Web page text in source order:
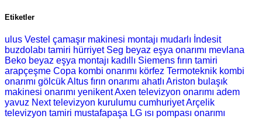
Etiketler
ulus Vestel çamaşır makinesi montajı mudarlı İndesit
buzdolabı tamiri hürriyet Seg beyaz eşya onarımı mevlana
Beko beyaz eşya montajı kadıllı Siemens fırın tamiri
arapçeşme Copa kombi onarımı körfez Termoteknik kombi
onarımı gölcük Altus fırın onarımı ahatlı Ariston bulaşık
makinesi onarımı yenikent Axen televizyon onarımı adem
yavuz Next televizyon kurulumu cumhuriyet Arçelik
televizyon tamiri mustafapaşa LG ısı pompası onarımı